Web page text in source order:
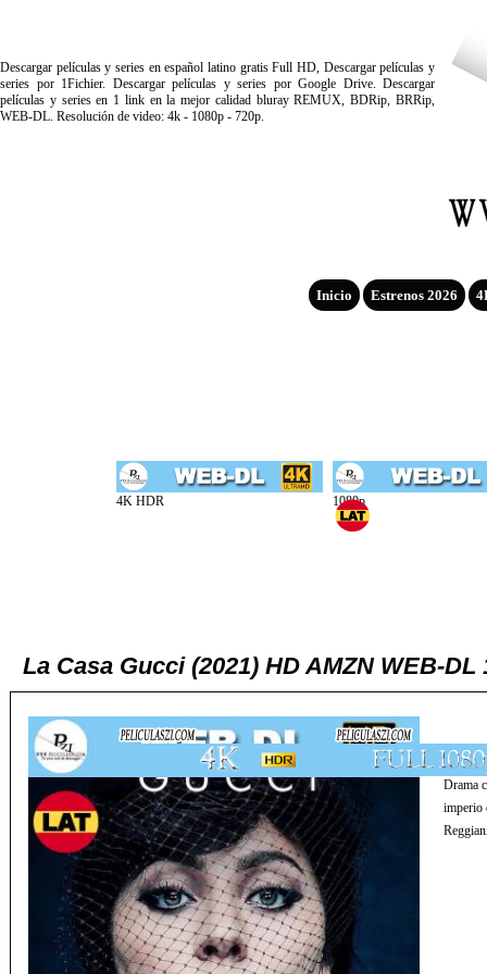
Descargar películas y series en español latino gratis Full HD, Descargar películas y
series por 1Fichier. Descargar películas y series por Google Drive. Descargar
películas y series en 1 link en la mejor calidad bluray REMUX, BDRip, BRRip,
WEB-DL. Resolución de video: 4k - 1080p - 720p.
Inicio Estrenos 2026
La Casa Gucci (2021) HD AMZN WEB-
Drama
imperio